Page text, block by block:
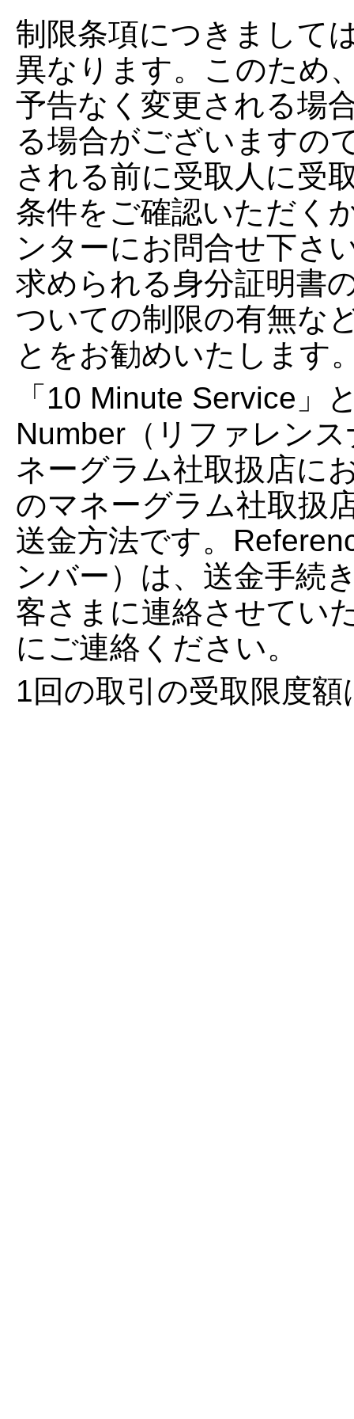
制限条項につきまして
異なります。このため
予告なく変更される場
る場合がございますの
される前に受取人に受
条件をご確認いただく
ンターにお問合せ下さ
求められる身分証明書
ついての制限の有無な
とをお勧めいたします
「10 Minute Service」
Number（リファレン
ネーグラム社取扱店に
のマネーグラム社取扱
送金方法です。
ンバー）は、送金手続
客さまに連絡させてい
にご連絡ください。
1回の取引の受取限度